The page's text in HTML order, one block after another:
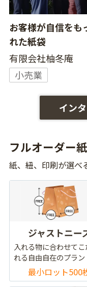
お客様が自信をも
れた紙袋
有限会社柚冬庵
小売業
イン
フルオーダー
紙、紐、印刷が選べ
ジャストニー
入れる物に合わせてこ
れる自由自在のプラン
最小ロット500